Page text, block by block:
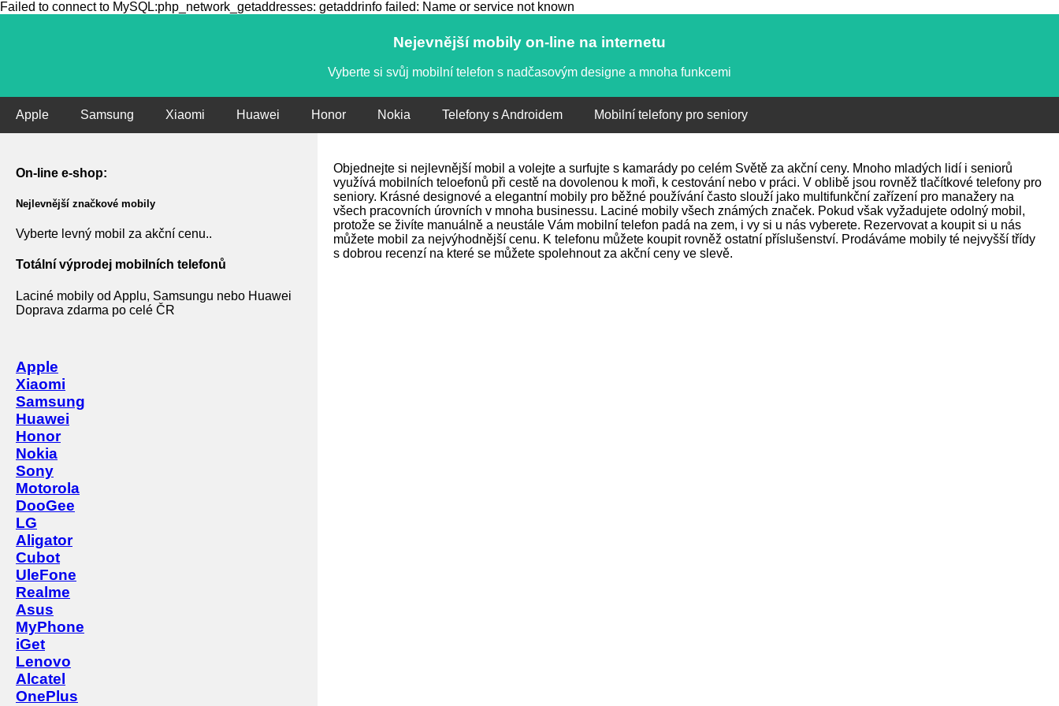
Failed to connect to MySQL:php_network_getaddresses: getaddrinfo failed: Name or service not known
Nejevnější mobily on-line na internetu
Vyberte si svůj mobilní telefon s nadčasovým designe a mnoha funkcemi
Apple Samsung Xiaomi Huawei Honor Nokia Telefony s Androidem Mobilní telefony pro seniory
On-line e-shop:
Nejlevnější značkové mobily
Vyberte levný mobil za akční cenu..
Totální výprodej mobilních telefonů
Laciné mobily od Applu, Samsungu nebo Huawei
Doprava zdarma po celé ČR
Apple
Xiaomi
Samsung
Huawei
Honor
Nokia
Sony
Motorola
DooGee
LG
Aligator
Cubot
UleFone
Realme
Asus
MyPhone
iGet
Lenovo
Alcatel
OnePlus
Objednejte si nejlevnější mobil a volejte a surfujte s kamarády po celém Světě za akční ceny. Mnoho mladých lidí i seniorů
využívá mobilních teloefonů při cestě na dovolenou k moři, k cestování nebo v práci. V oblibě jsou rovněž tlačítkové telefony pro
seniory. Krásné designové a elegantní mobily pro běžné používání často slouží jako multifunkční zařízení pro manažery na
všech pracovních úrovních v mnoha businessu. Laciné mobily všech známých značek. Pokud však vyžadujete odolný mobil,
protože se živíte manuálně a neustále Vám mobilní telefon padá na zem, i vy si u nás vyberete. Rezervovat a koupit si u nás
můžete mobil za nejvýhodnější cenu. K telefonu můžete koupit rovněž ostatní příslušenství. Prodáváme mobily té nejvyšší třídy
s dobrou recenzí na které se můžete spolehnout za akční ceny ve slevě.